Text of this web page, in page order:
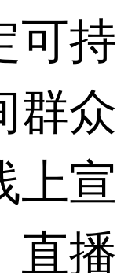
可
群
上
直